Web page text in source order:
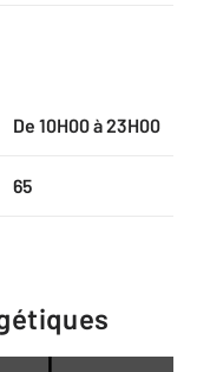
De 10H00 à 23H00
65